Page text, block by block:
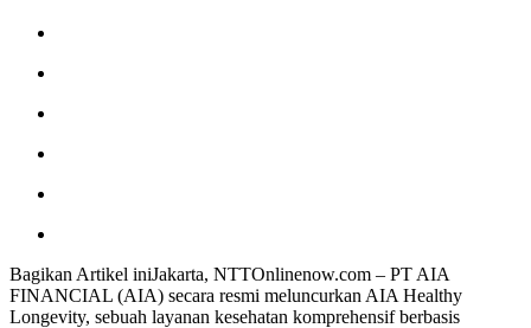
Bagikan Artikel iniJakarta, NTTOnlinenow.com – PT AIA
FINANCIAL (AIA) secara resmi meluncurkan AIA Healthy
Longevity, sebuah layanan kesehatan komprehensif berbasis